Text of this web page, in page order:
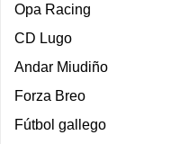
Opa Racing
CD Lugo
Andar Miudiño
Forza Breo
Fútbol gallego